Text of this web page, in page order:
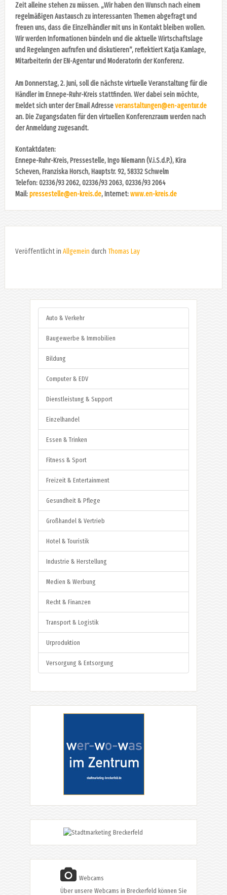
Zeit alleine stehen zu müssen. „Wir haben den Wunsch nach einem
regelmäßigen Austausch zu interessanten Themen abgefragt und
freuen uns, dass die Einzelhändler mit uns in Kontakt bleiben wollen.
Wir werden Informationen bündeln und die aktuelle Wirtschaftslage
und Regelungen aufrufen und diskutieren”, reflektiert Katja Kamlage,
Mitarbeiterin der EN-Agentur und Moderatorin der Konferenz.
Am Donnerstag, 2. Juni, soll die nächste virtuelle Veranstaltung für die
Händler im Ennepe-Ruhr-Kreis stattfinden. Wer dabei sein möchte,
meldet sich unter der Email Adresseveranstaltungen@en-agentur.de
an. Die Zugangsdaten für den virtuellen Konferenzraum werden nach
der Anmeldung zugesandt.
Kontaktdaten:
Ennepe-Ruhr-Kreis, Pressestelle, Ingo Niemann (V.i.S.d.P.), Kira
Scheven, Franziska Horsch, Hauptstr. 92, 58332 Schwelm
Telefon: 02336/93 2062, 02336/93 2063, 02336/93 2064
Mail:pressestelle@en-kreis.de, Internet:www.en-kreis.de
Veröffentlicht in Allgemein durch Thomas Lay
Auto & Verkehr
Baugewerbe & Immobilien
Bildung
Computer & EDV
Dienstleistung & Support
Einzelhandel
Essen & Trinken
Fitness & Sport
Freizeit & Entertainment
Gesundheit & Pflege
Großhandel & Vertrieb
Hotel & Touristik
Industrie & Herstellung
Medien & Werbung
Recht & Finanzen
Transport & Logistik
Urproduktion
Versorgung & Entsorgung
Webcams
Über unsere Webcams in Breckerfeld können Sie